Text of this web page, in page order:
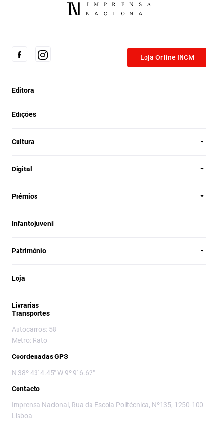
Loja Online INCM
Editora
Edições
Cultura
Digital
Prémios
Infantojuvenil
Património
Loja
Livrarias
Transportes
Autocarros: 58
Metro: Rato
Coordenadas GPS
N 38º 43' 4.45" W 9º 9' 6.62"
Contacto
Imprensa Nacional, Rua da Escola Politécnica, Nº135, 1250-100
Lisboa